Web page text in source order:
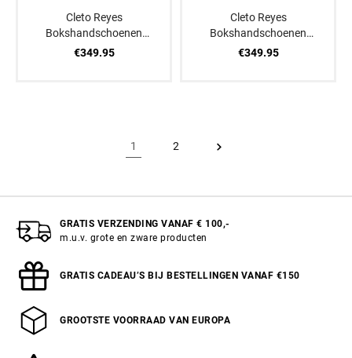
Cleto Reyes
Bokshandschoenen
Oranje
€349.95
Cleto Reyes
Bokshandschoenen
Goud
€349.95
1 2
GRATIS VERZENDING VANAF € 100,-
m.u.v. grote en zware producten
GRATIS CADEAU’S BIJ BESTELLINGEN VANAF €150
GROOTSTE VOORRAAD VAN EUROPA